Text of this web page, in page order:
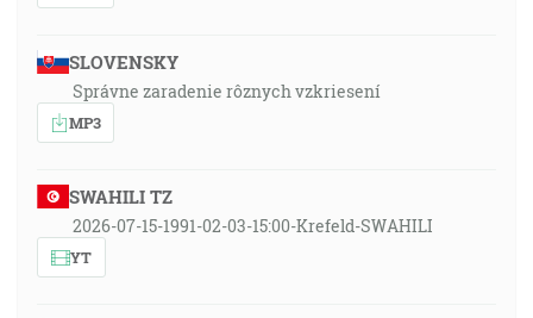
SLOVENSKY
Správne zaradenie rôznych vzkriesení
MP3
SWAHILI TZ
2026-07-15-1991-02-03-15:00-Krefeld-SWAHILI
YT